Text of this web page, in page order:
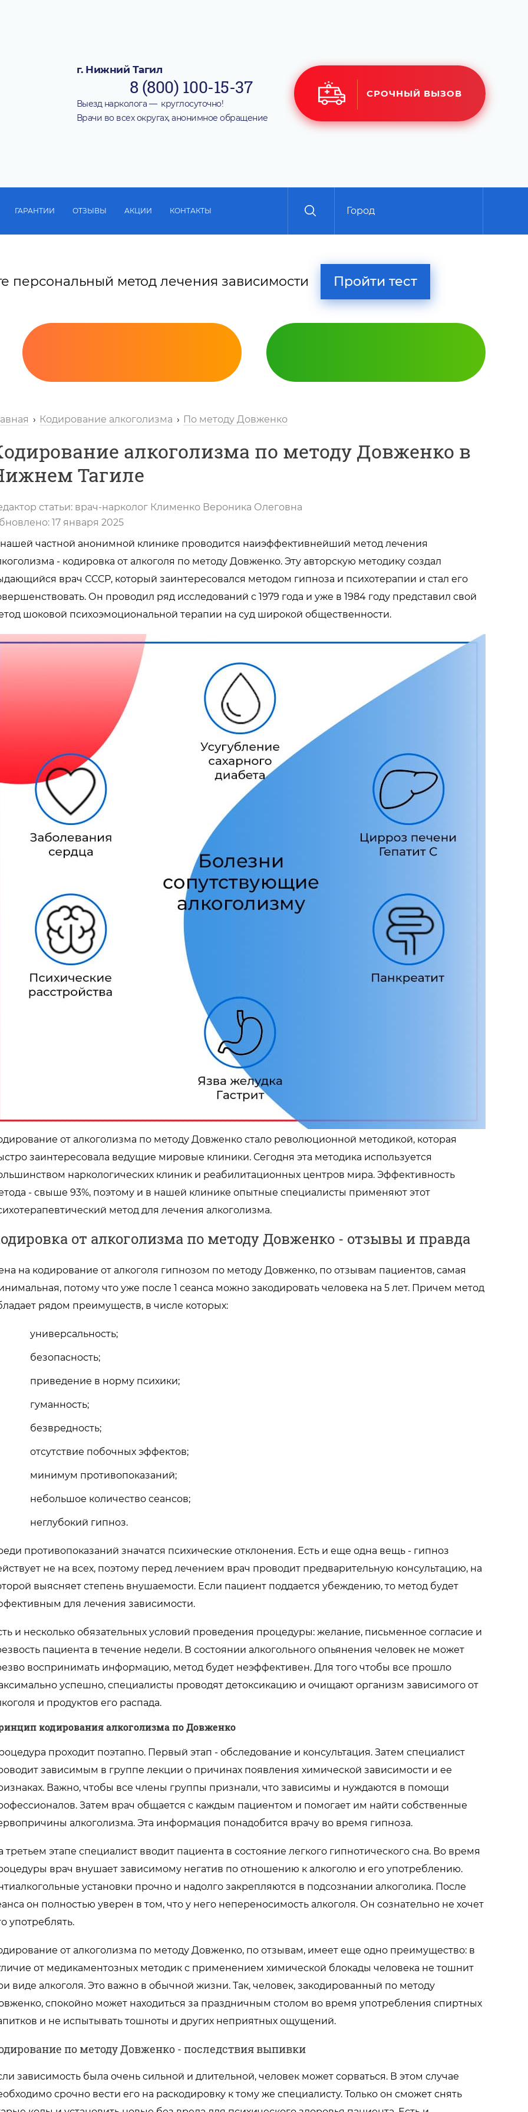
г. Нижний Тагил
8 (800) 100-15-37
Выезд нарколога — круглосуточно!
Врачи во всех округах, анонимное обращение
СРОЧНЫЙ ВЫЗОВ
ГАРАНТИИ ОТЗЫВЫ АКЦИИ КОНТАКТЫ Город
персональный метод лечения зависимости Пройти тест
Вызов нарколога
Кодирование алкоголизма По методу Довженко
алкоголизма по методу Довженко в
Тагиле
статьи: врач-нарколог Клименко Вероника Олеговна
17 января 2025
частной анонимной клинике проводится наиэффективнейший метод лечения
- кодировка от алкоголя по методу Довженко. Эту авторскую методику создал
врач СССР, который заинтересовался методом гипноза и психотерапии и стал его
Он проводил ряд исследований с 1979 года и уже в 1984 году представил свой
шоковой психоэмоциональной терапии на суд широкой общественности.
от алкоголизма по методу Довженко стало революционной методикой, которая
заинтересовала ведущие мировые клиники. Сегодня эта методика используется
наркологических клиник и реабилитационных центров мира. Эффективность
- свыше 93%, поэтому и в нашей клинике опытные специалисты применяют этот
метод для лечения алкоголизма.
от алкоголизма по методу Довженко - отзывы и правда
на кодирование от алкоголя гипнозом по методу Довженко, по отзывам пациентов, самая
потому что уже после 1 сеанса можно закодировать человека на 5 лет. Причем метод
рядом преимуществ, в числе которых:
универсальность;
безопасность;
приведение в норму психики;
гуманность;
безвредность;
отсутствие побочных эффектов;
минимум противопоказаний;
небольшое количество сеансов;
неглубокий гипноз.
противопоказаний значатся психические отклонения. Есть и еще одна вещь - гипноз
не на всех, поэтому перед лечением врач проводит предварительную консультацию, на
выясняет степень внушаемости. Если пациент поддается убеждению, то метод будет
для лечения зависимости.
и несколько обязательных условий проведения процедуры: желание, письменное согласие и
пациента в течение недели. В состоянии алкогольного опьянения человек не может
воспринимать информацию, метод будет неэффективен. Для того чтобы все прошло
успешно, специалисты проводят детоксикацию и очищают организм зависимого от
и продуктов его распада.
кодирования алкоголизма по Довженко
проходит поэтапно. Первый этап - обследование и консультация. Затем специалист
зависимым в группе лекции о причинах появления химической зависимости и ее
Важно, чтобы все члены группы признали, что зависимы и нуждаются в помощи
Затем врач общается с каждым пациентом и помогает им найти собственные
алкоголизма. Эта информация понадобится врачу во время гипноза.
третьем этапе специалист вводит пациента в состояние легкого гипнотического сна. Во время
врач внушает зависимому негатив по отношению к алкоголю и его употреблению.
установки прочно и надолго закрепляются в подсознании алкоголика. После
он полностью уверен в том, что у него непереносимость алкоголя. Он сознательно не хочет
употреблять.
от алкоголизма по методу Довженко, по отзывам, имеет еще одно преимущество: в
от медикаментозных методик с применением химической блокады человека не тошнит
виде алкоголя. Это важно в обычной жизни. Так, человек, закодированный по методу
спокойно может находиться за праздничным столом во время употребления спиртных
и не испытывать тошноты и других неприятных ощущений.
по методу Довженко - последствия выпивки
зависимость была очень сильной и длительной, человек может сорваться. В этом случае
срочно вести его на раскодировку к тому же специалисту. Только он сможет снять